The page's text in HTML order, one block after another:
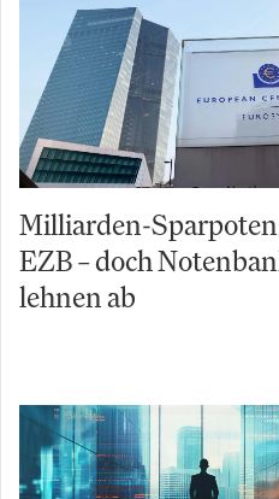
Milliarden-
EZB – doch
lehnen ab